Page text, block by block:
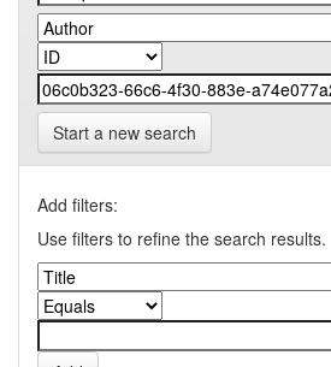
Start a new search
Add filters:
Use filters to refine the search results.